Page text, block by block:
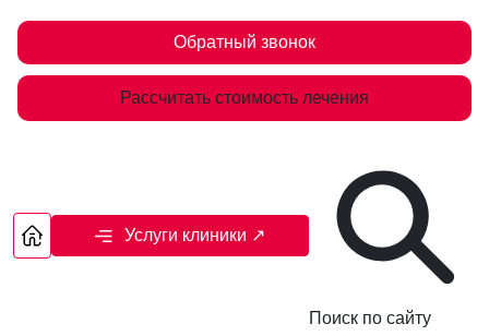
Обратный звонок
Рассчитать стоимость лечения
Услуги клиники ↗
Поиск по сайту